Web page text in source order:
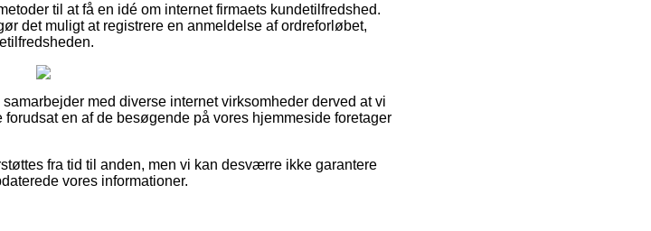
til at få en idé om internet firmaets kundetilfredshed.
det muligt at registrere en anmeldelse af ordreforløbet,
med diverse internet virksomheder derved at vi
en af de besøgende på vores hjemmeside foretager
fra tid til anden, men vi kan desværre ikke garantere
vores informationer.